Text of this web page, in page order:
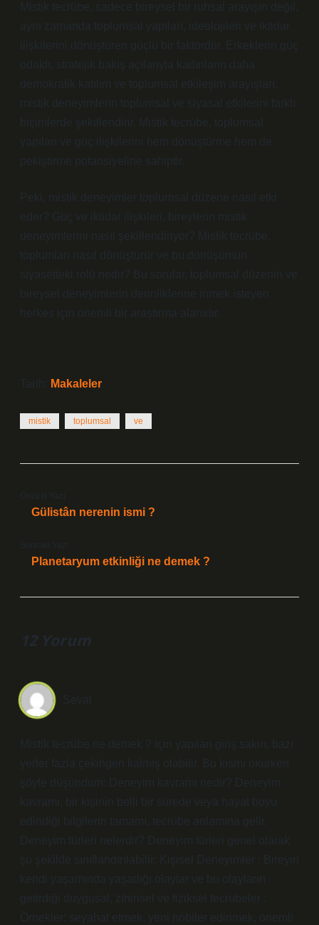
Mistik tecrübe, sadece bireysel bir ruhsal arayışın değil,
aynı zamanda toplumsal yapıları, ideolojileri ve iktidar
ilişkilerini dönüştüren güçlü bir faktördür. Erkeklerin güç
odaklı, stratejik bakış açılarıyla kadınların daha
demokratik katılım ve toplumsal etkileşim arayışları,
mistik deneyimlerin toplumsal ve siyasal etkilerini farklı
biçimlerde şekillendirir. Mistik tecrübe, toplumsal
yapıları ve güç ilişkilerini hem dönüştürme hem de
pekiştirme potansiyeline sahiptir.
Peki, mistik deneyimler toplumsal düzene nasıl etki
eder? Güç ve iktidar ilişkileri, bireylerin mistik
deneyimlerini nasıl şekillendiriyor? Mistik tecrübe,
toplumları nasıl dönüştürür ve bu dönüşümün
siyasetteki rolü nedir? Bu sorular, toplumsal düzenin ve
bireysel deneyimlerin derinliklerine inmek isteyen
herkes için önemli bir araştırma alanıdır.
Tarih: Makaleler
mistik toplumsal ve
Önceki Yazı
Gülistân nerenin ismi ?
Sonraki Yazı
Planetaryum etkinliği ne demek ?
12 Yorum
Seval
Mistik tecrübe ne demek ? için yapılan giriş sakin, bazı
yerler fazla çekingen kalmış olabilir. Bu kısmı okurken
şöyle düşündüm: Deneyim kavramı nedir? Deneyim
kavramı, bir kişinin belli bir sürede veya hayat boyu
edindiği bilgilerin tamamı, tecrübe anlamına gelir.
Deneyim türleri nelerdir? Deneyim türleri genel olarak
şu şekilde sınıflandırılabilir: Kişisel Deneyimler : Bireyin
kendi yaşamında yaşadığı olaylar ve bu olayların
getirdiği duygusal, zihinsel ve fiziksel tecrübeler .
Örnekler: seyahat etmek, yeni hobiler edinmek, önemli